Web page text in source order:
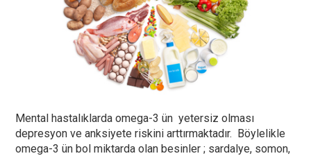
Mental hastalıklarda omega-3 ün yetersiz olması
depresyon ve anksiyete riskini arttırmaktadır. Böylelikle
omega-3 ün bol miktarda olan besinler ; sardalye, somon,